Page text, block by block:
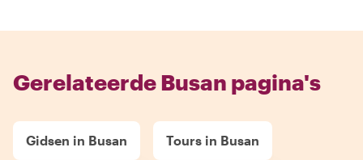
Gerelateerde Busan pagina's
Gidsen in Busan Tours in Busan